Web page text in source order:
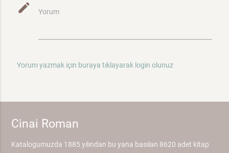
mode_edit Yorum
Yorum yazmak için buraya tıklayarak login olunuz
Cinai Roman
Katalogumuzda 1885 yılından bu yana basılan 8620 adet kitap